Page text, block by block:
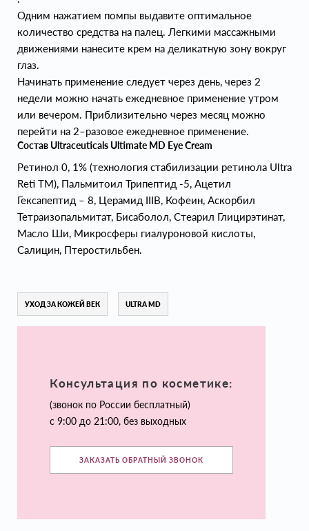
Одним нажатием помпы выдавите оптимальное
количество средства на палец. Легкими массажными
движениями нанесите крем на деликатную зону вокруг
глаз.
Начинать применение следует через день, через 2
недели можно начать ежедневное применение утром
или вечером. Приблизительно через месяц можно
перейти на 2–разовое ежедневное применение.
Состав Ultraceuticals Ultimate MD Eye Cream
Ретинол 0, 1% (технология стабилизации ретинола Ultra
Reti TM), Пальмитоил Трипептид -5, Ацетил
Гексапептид – 8, Церамид IIIВ, Кофеин, Аскорбил
Тетраизопальмитат, Бисаболол, Стеарил Глицирэтинат,
Масло Ши, Микросферы гиалуроновой кислоты,
Салицин, Птеростильбен.
УХОД ЗА КОЖЕЙ ВЕК ULTRA MD
Консультация по косметике:
(звонок по России бесплатный)
с 9:00 до 21:00, без выходных
ЗАКАЗАТЬ ОБРАТНЫЙ ЗВОНОК